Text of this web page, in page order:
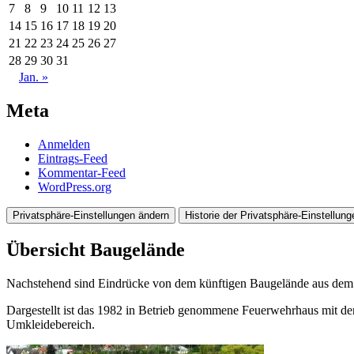
7 8 9 10 11 12 13
14 15 16 17 18 19 20
21 22 23 24 25 26 27
28 29 30 31
Jan. »
Meta
Anmelden
Eintrags-Feed
Kommentar-Feed
WordPress.org
Privatsphäre-Einstellungen ändern Historie der Privatsphäre-
Übersicht Baugelände
Nachstehend sind Eindrücke von dem künftigen Baugelände aus
Dargestellt ist das 1982 in Betrieb genommene Feuerwehrhaus mit
Umkleidebereich.